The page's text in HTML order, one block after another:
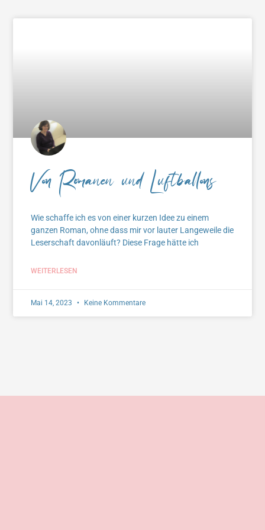
Von Romanen und Luftballons
Wie schaffe ich es von einer kurzen Idee zu einem
ganzen Roman, ohne dass mir vor lauter Langeweile die
Leserschaft davonläuft? Diese Frage hätte ich
WEITERLESEN
Mai 14, 2023 Keine Kommentare